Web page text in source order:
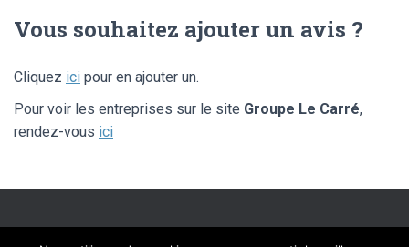
Vous souhaitez ajouter un avis ?
Cliquez ici pour en ajouter un.
Pour voir les entreprises sur le site Groupe Le Carré,
rendez-vous ici